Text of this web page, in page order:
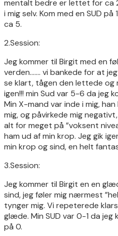
mentalt bedre er lettet for ca
i mig selv. Kom med en SUD
ca 5.
2.Session:
Jeg kommer til Birgit med en
verden……. vi bankede for at
se klart, tågen den lettede og
igen!!! min Sud var 5-6 da jeg
Min X-mand var inde i mig,
mig, og påvirkede mig
alt for meget på ”voksent
ham ud af min krop. Jeg gik
min krop og sind, en helt
3.Session:
Jeg kommer til Birgit en en
sind, jeg føler mig nærmest
tynger mig. Vi repeterede
glæde. Min SUD var 0-1 da jeg
på 0.